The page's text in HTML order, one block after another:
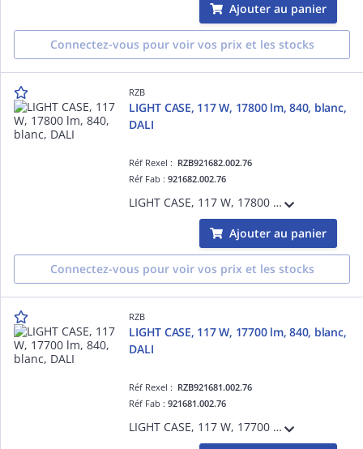
Ajouter au panier
Connectez-vous pour voir vos prix et les stocks
RZB
LIGHT CASE, 117 W, 17800 lm, 840, blanc,
DALI
Réf Rexel : RZB921682.002.76
Réf Fab :921682.002.76
LIGHT CASE, 117 W, 17800 lm, 840, blanc, DALI, Projecteurs pour halls, L 406 B 397 H 110, 80°/81°
Ajouter au panier
Connectez-vous pour voir vos prix et les stocks
RZB
LIGHT CASE, 117 W, 17700 lm, 840, blanc,
DALI
Réf Rexel : RZB921681.002.76
Réf Fab :921681.002.76
LIGHT CASE, 117 W, 17700 lm, 840, blanc, DALI, Projecteurs pour halls, L 406 B 397 H 110, 55°/57°